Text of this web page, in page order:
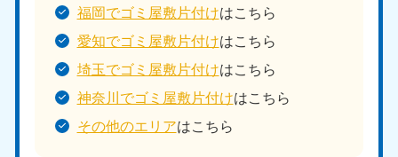
福岡でゴミ屋敷片付けはこちら
愛知でゴミ屋敷片付けはこちら
埼玉でゴミ屋敷片付けはこちら
神奈川でゴミ屋敷片付けはこちら
その他のエリアはこちら